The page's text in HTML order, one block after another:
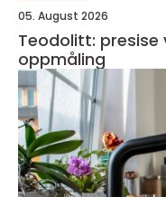
05. August 2026
Teodolitt: presise
oppmåling